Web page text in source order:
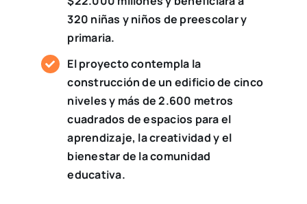
320 niñas y niños de preescolar y
primaria.
El proyecto contempla la
construcción de un edificio de cinco
niveles y más de 2.600 metros
cuadrados de espacios para el
aprendizaje, la creatividad y el
bienestar de la comunidad
educativa.